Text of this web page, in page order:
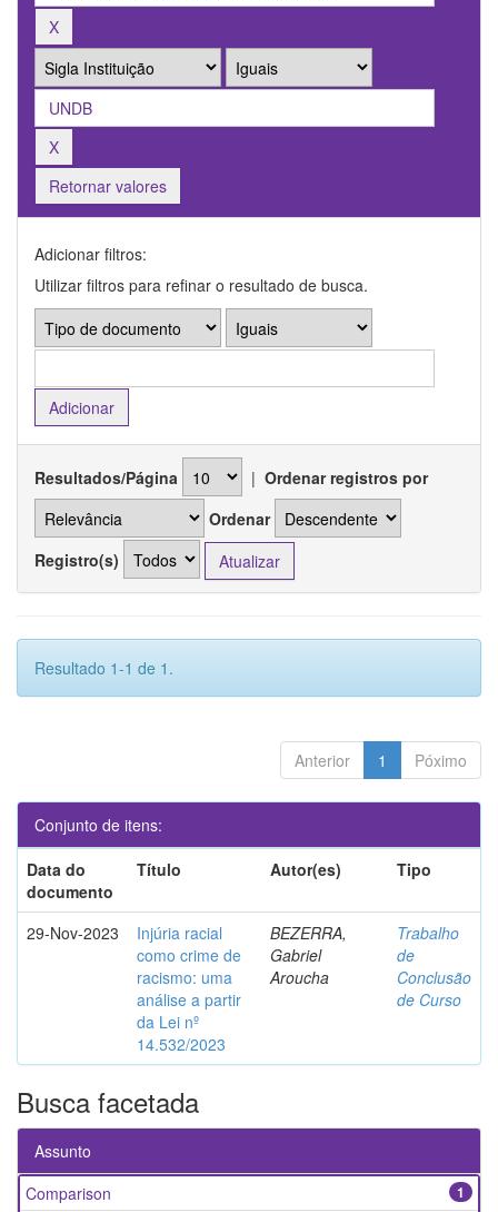
Retornar valores
Adicionar filtros:
Utilizar filtros para refinar o resultado de busca.
Resultados/Página | Ordenar registros por
Ordenar
Registro(s)
Resultado 1-1 de 1.
Anterior 1 Póximo
Conjunto de itens:
Data do
documento
Título Autor(es) Tipo
29-Nov-2023
Injúria racial
como crime de
racismo: uma
análise a partir
da Lei nº
14.532/2023
BEZERRA,
Gabriel
Aroucha
Trabalho
de
Conclusão
de Curso
Busca facetada
Assunto
1
Comparison